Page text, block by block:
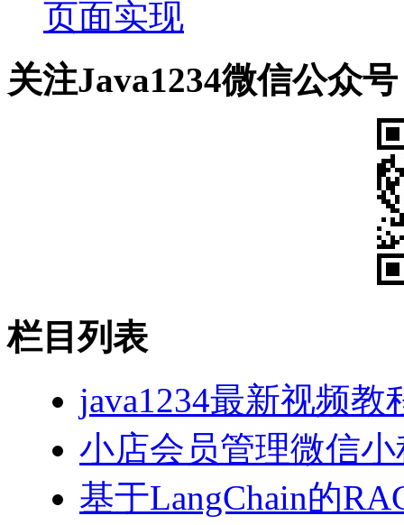
页面实现
关注Java1234微信公众号
栏目列表
java1234最新视频教
小店会员管理微信
基于LangChain的